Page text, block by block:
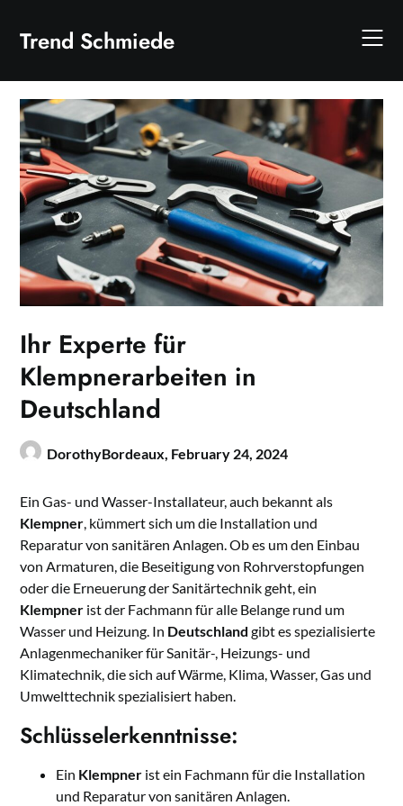
content
Trend Schmiede
Ihr Experte für
Klempnerarbeiten in
Deutschland
DorothyBordeaux, February 24, 2024
Ein Gas- und Wasser-Installateur, auch bekannt als
Klempner, kümmert sich um die Installation und
Reparatur von sanitären Anlagen. Ob es um den Einbau
von Armaturen, die Beseitigung von Rohrverstopfungen
oder die Erneuerung der Sanitärtechnik geht, ein
Klempner ist der Fachmann für alle Belange rund um
Wasser und Heizung. In Deutschland gibt es spezialisierte
Anlagenmechaniker für Sanitär-, Heizungs- und
Klimatechnik, die sich auf Wärme, Klima, Wasser, Gas und
Umwelttechnik spezialisiert haben.
Schlüsselerkenntnisse:
Ein Klempner ist ein Fachmann für die Installation
und Reparatur von sanitären Anlagen.